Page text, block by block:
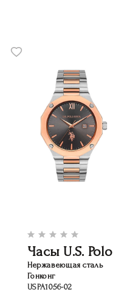
Часы U.S. Polo
Нержавеющая сталь
Гонконг
USPA1056-02